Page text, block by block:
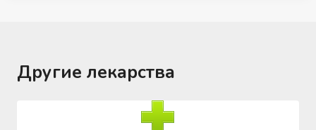
Другие лекарства